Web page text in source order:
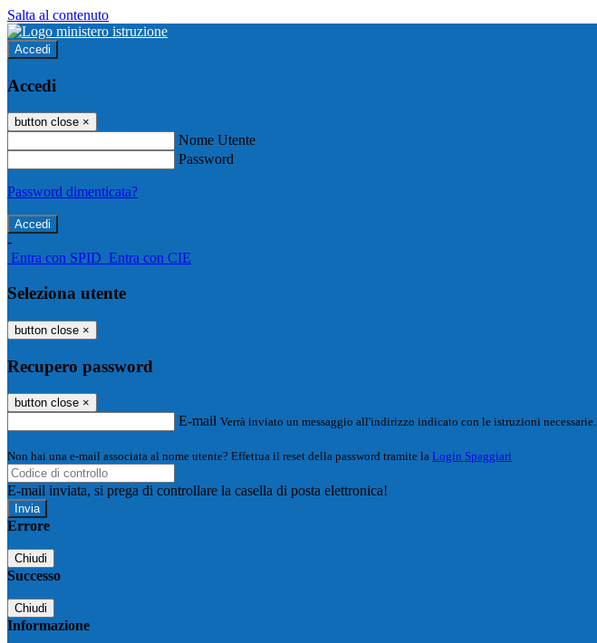
Salta al contenuto
Accedi
Accedi
button close ×
Nome Utente
Password
Password dimenticata?
-
Entra con SPID Entra con CIE
Seleziona utente
button close ×
Recupero password
button close ×
E-mail Verrà inviato un messaggio all'indirizzo indicato con le istruzioni necessarie.
Non hai una e-mail associata al nome utente? Effettua il reset della password tramite la Login Spaggiari
E-mail inviata, si prega di controllare la casella di posta elettronica!
Errore
Chiudi
Successo
Chiudi
Informazione